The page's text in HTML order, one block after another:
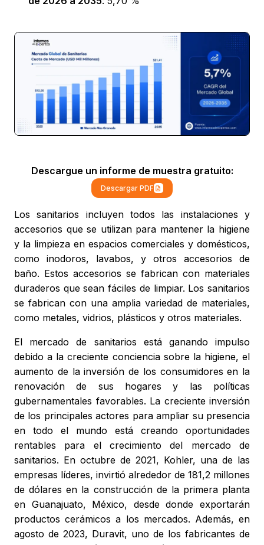
Descargue un informe de muestra gratuito:
Descargar PDF
Los sanitarios incluyen todos las instalaciones y
accesorios que se utilizan para mantener la higiene
y la limpieza en espacios comerciales y domésticos,
como inodoros, lavabos, y otros accesorios de
baño. Estos accesorios se fabrican con materiales
duraderos que sean fáciles de limpiar. Los sanitarios
se fabrican con una amplia variedad de materiales,
como metales, vidrios, plásticos y otros materiales.
El mercado de sanitarios está ganando impulso
debido a la creciente conciencia sobre la higiene, el
aumento de la inversión de los consumidores en la
renovación de sus hogares y las políticas
gubernamentales favorables. La creciente inversión
de los principales actores para ampliar su presencia
en todo el mundo está creando oportunidades
rentables para el crecimiento del mercado de
sanitarios. En octubre de 2021, Kohler, una de las
empresas líderes, invirtió alrededor de 181,2 millones
de dólares en la construcción de la primera planta
en Guanajuato, México, desde donde exportarán
productos cerámicos a los mercados. Además, en
agosto de 2023, Duravit, uno de los fabricantes de